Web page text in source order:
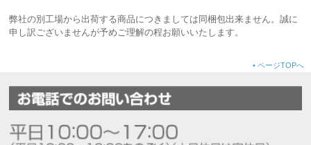
弊社の別工場から出荷する商品につきましては同梱包出来ません。誠に
申し訳ございませんが予めご理解の程お願いいたします。
• ページTOPへ